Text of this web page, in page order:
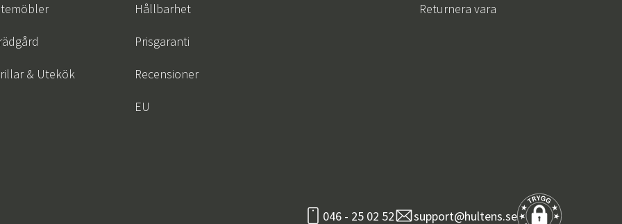
& Utekök
Hållbarhet
Prisgaranti
Recensioner
EU
Returnera vara
046 - 25 02 52 support@hultens.se